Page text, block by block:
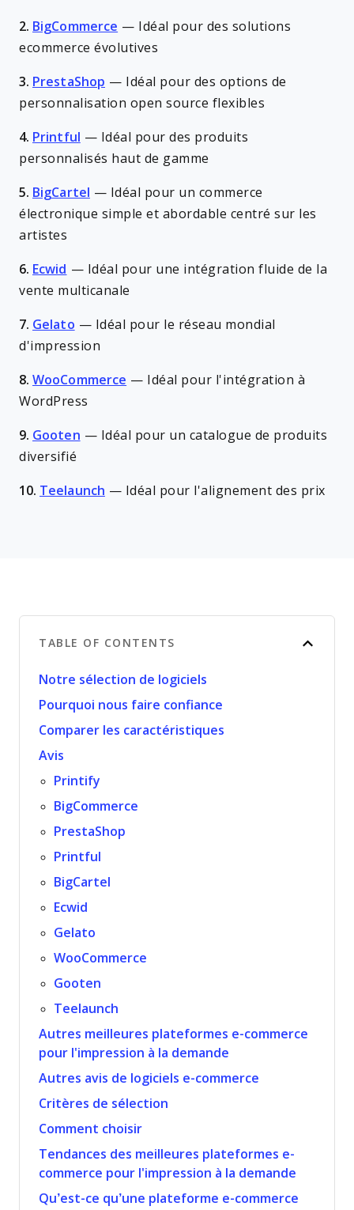
2. BigCommerce —
Idéal pour des solutions
ecommerce évolutives
3. PrestaShop —
Idéal pour des options de
personnalisation open source flexibles
4. Printful — Idéal pour des produits
personnalisés haut de gamme
5. BigCartel — Idéal pour un commerce
électronique simple et abordable centré sur les
artistes
6. Ecwid — Idéal pour une intégration fluide de la
vente multicanale
7. Gelato — Idéal pour le réseau mondial
d'impression
8. WooCommerce —
Idéal pour l'intégration à
WordPress
9. Gooten — Idéal pour un catalogue de produits
diversifié
10. Teelaunch — Idéal pour l'alignement des prix
TABLE OF CONTENTS
Notre sélection de logiciels
Pourquoi nous faire confiance
Comparer les caractéristiques
Avis
Printify
BigCommerce
PrestaShop
Printful
BigCartel
Ecwid
Gelato
WooCommerce
Gooten
Teelaunch
Autres meilleures plateformes e-commerce
pour l'impression à la demande
Autres avis de logiciels e-commerce
Critères de sélection
Comment choisir
Tendances des meilleures plateformes e-
commerce pour l'impression à la demande
Qu’est-ce qu’une plateforme e-commerce